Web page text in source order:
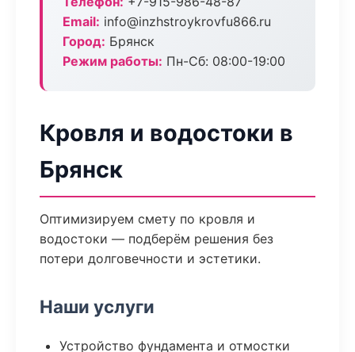
Email: info@inzhstroykrovfu866.ru
Город: Брянск
Режим работы: Пн-Сб: 08:00-19:00
Кровля и водостоки в
Брянск
Оптимизируем смету по кровля и
водостоки — подберём решения без
потери долговечности и эстетики.
Наши услуги
Устройство фундамента и отмостки